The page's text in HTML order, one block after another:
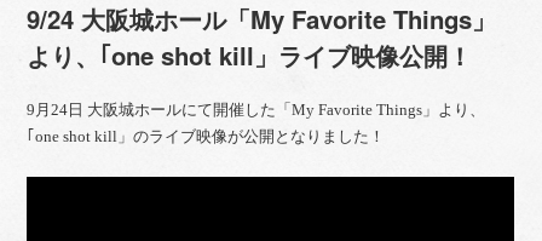
9/24 大阪城ホール「My Favorite Things」
より、｢one shot kill」ライブ映像公開！
9月24日 大阪城ホールにて開催した「My Favorite Things」より、
｢one shot kill」のライブ映像が公開となりました！